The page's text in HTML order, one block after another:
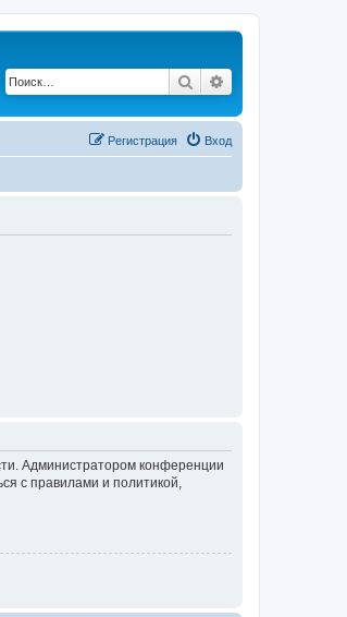
Поиск
Вход
Регистрация
Администратором конференции
с правилами и политикой,